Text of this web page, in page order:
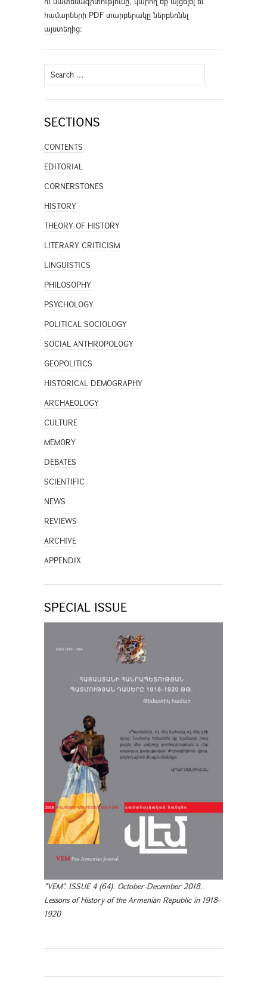
համարների PDF տարբերակը ներբեռնել
այստեղից։
Search
for:
SECTIONS
CONTENTS
EDITORIAL
CORNERSTONES
HISTORY
THEORY OF HISTORY
LITERARY CRITICISM
LINGUISTICS
PHILOSOPHY
PSYCHOLOGY
POLITICAL SOCIOLOGY
SOCIAL ANTHROPOLOGY
GEOPOLITICS
HISTORICAL DEMOGRAPHY
ARCHAEOLOGY
CULTURE
MEMORY
DEBATES
SCIENTIFIC
NEWS
REVIEWS
ARCHIVE
APPENDIX
SPECIAL ISSUE
"VEM". ISSUE 4 (64). October-December 2018.
Lessons of History of the Armenian Republic in 1918-
1920